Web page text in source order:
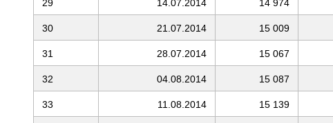
29 14.07.2014 14 974
30 21.07.2014 15 009
31 28.07.2014 15 067
32 04.08.2014 15 087
33 11.08.2014 15 139